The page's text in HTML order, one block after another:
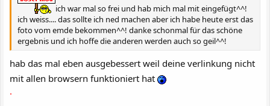
ich war mal so frei und hab mich mal mit eingefügt^^!
ich weiss.... das sollte ich ned machen aber ich habe heute erst das
foto vom emde bekommen^^! danke schonmal für das schöne
ergebnis und ich hoffe die anderen werden auch so geil^^!
hab das mal eben ausgebessert weil deine verlinkung nicht
mit allen browsern funktioniert hat
.